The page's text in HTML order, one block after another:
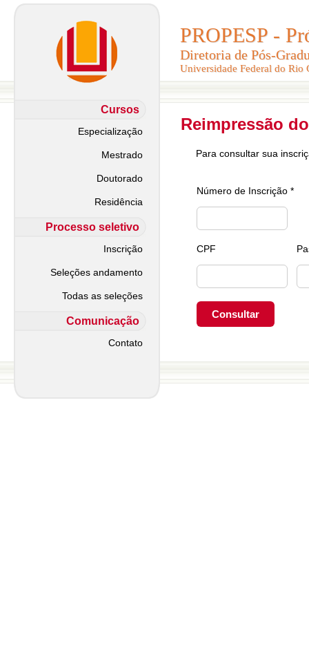
PROPESP -
Diretoria de Pós-
Universidade Federal do Rio
PROPESP -
Diretoria de Pós-
Universidade Federal do Rio
Cursos
Especialização
Mestrado
Doutorado
Residência
Processo seletivo
Inscrição
Seleções andamento
Todas as seleções
Comunicação
Contato
Reimpressão
Para consultar sua
Número de Inscrição *
CPF